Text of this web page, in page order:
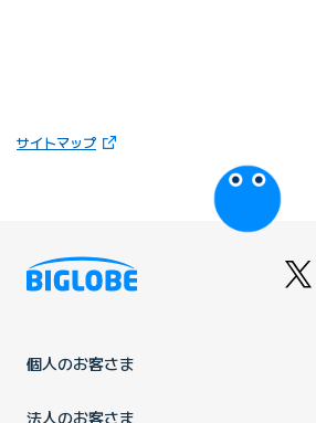
サイトマップ（新しいタブで開きます）
びっぷるのページ
個人のお客さま
法人のお客さま